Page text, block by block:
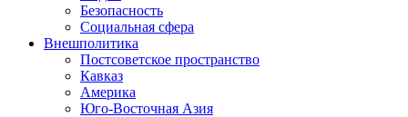
Безопасность
Социальная сфера
Внешполитика
Постсоветское пространство
Кавказ
Америка
Юго-Восточная Азия